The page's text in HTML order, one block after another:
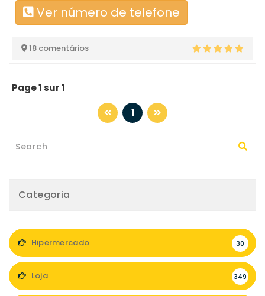
Ver número de telefone
18 comentários
Page 1 sur 1
1
Categoria
Hipermercado 30
Loja 349